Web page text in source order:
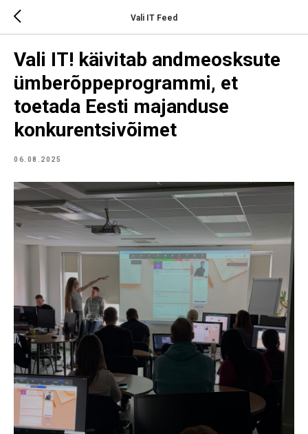
Vali IT Feed
Vali IT! käivitab andmeosksute
ümberõppeprogrammi, et
toetada Eesti majanduse
konkurentsivõimet
06.08.2025